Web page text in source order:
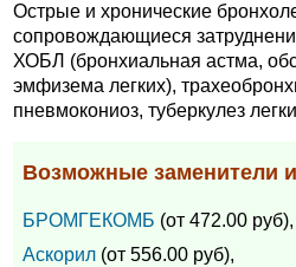
Острые и хронические
сопровождающиеся
ХОБЛ (бронхиальная астма,
эмфизема легких),
пневмокониоз, туберкулез
Возможные заменители
БРОМГЕКОМБ (от 472.00 руб),
Аскорил (от 556.00 руб),